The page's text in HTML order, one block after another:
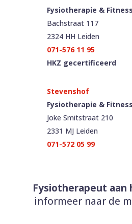
Fysiotherapie & Fitness
Bachstraat 117
2324 HH Leiden
071-576 11 95
HKZ gecertificeerd
Fysiotherapie & Fitness
Joke Smitstraat 210
2331 MJ Leiden
071-572 05 99
Fysiotherapeut aan
informeer naar de